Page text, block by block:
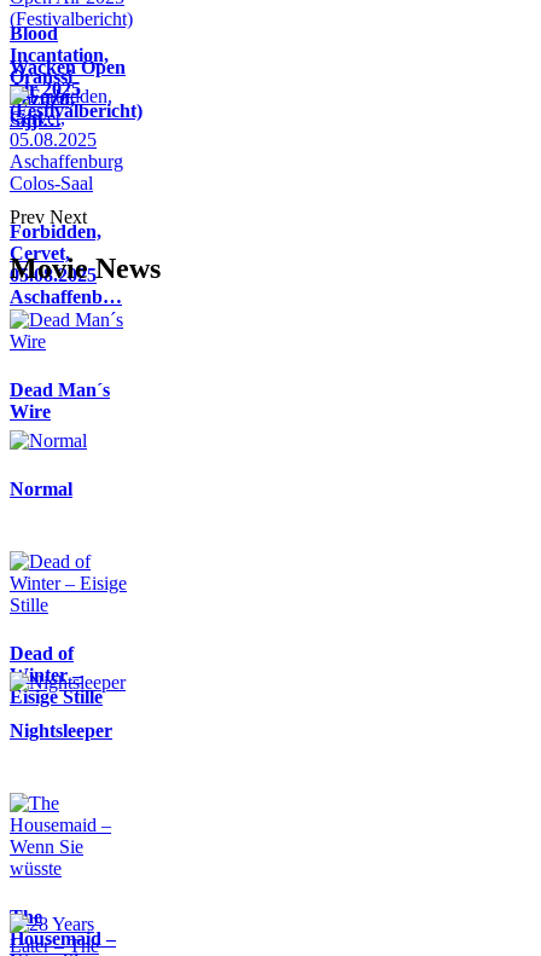
Blood
Incantation,
Oranssi
Pazuzu,
Sijji…
Wacken Open
Air 2025
(Festivalbericht)
Forbidden,
Cervet,
05.08.2025
Aschaffenb…
Prev Next
Movie News
Dead Man´s
Wire
Normal
Dead of
Winter –
Eisige Stille
Nightsleeper
The
Housemaid –